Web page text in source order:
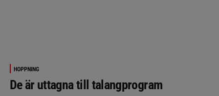
HOPPNING
De är uttagna till talangprogram